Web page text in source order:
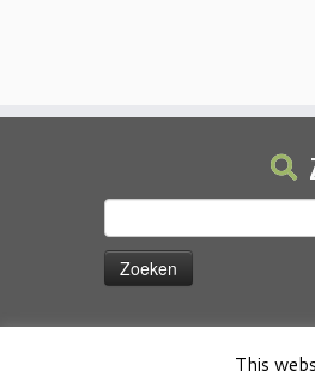
naar:
This